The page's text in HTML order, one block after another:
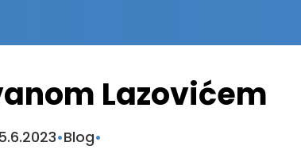
Lazovićem
•Blog•